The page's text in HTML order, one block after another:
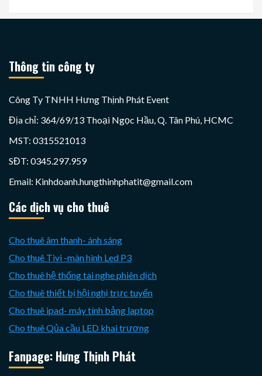
Thông tin công ty
Công Ty TNHH Hưng Thịnh Phát Event
Địa chỉ: 364/69/13 Thoại Ngọc Hầu, Q. Tân Phú, HCMC
MST: 0315521013
SĐT: 0345.297.959
Email: Kinhdoanh.hungthinhphatit@gmail.com
Các dịch vụ cho thuê
Cho thuê âm thanh- ánh sáng
Cho thuê Tivi -màn hình Led P3
Cho thuê hệ thống tai nghe phiên dịch
Cho thuê thiết bị hội nghị trực tuyến
Cho thuê ipad- máy tính bảng laptop
Cho thuê Qủa cầu LED khai trương
Fanpage: Hưng Thịnh Phát